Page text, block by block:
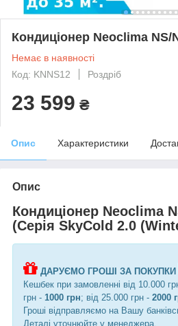
Кондиціонер Neoclima NS/
Немає в наявності
Код: KNNS12
Роздріб
23 599 ₴
Опис Характеристики
Опис
Кондиціонер Neoclima
(Серія SkyCold 2.0
ДАРУЄМО ГРОШІ ЗА ПОКУПКИ
Кешбек при замовленні від 10.000
грн - 1000 грн; від 25.000 грн - 2000
Гроші відправляємо на Вашу
Деталі уточнюйте у менеджера.